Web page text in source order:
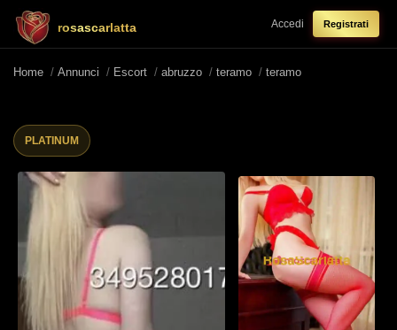
rosascarlatta Accedi Registrati
Home / Annunci / Escort / abruzzo / teramo / teramo
PLATINUM